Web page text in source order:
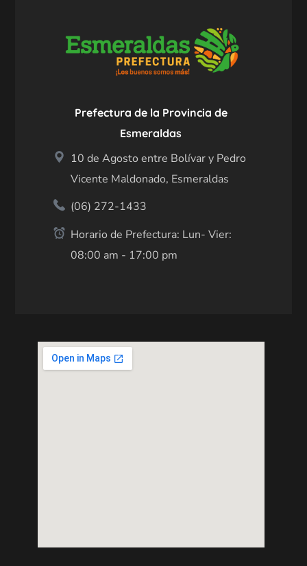
Prefectura de la Provincia de
Esmeraldas
10 de Agosto entre Bolívar y Pedro
Vicente Maldonado, Esmeraldas
(06) 272-1433
Horario de Prefectura: Lun- Vier:
08:00 am - 17:00 pm